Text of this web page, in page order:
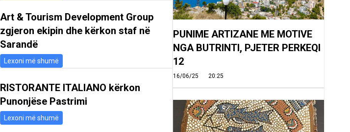
Art & Tourism Development Group
zgjeron ekipin dhe kërkon staf në
Sarandë
Lexoni më shumë
RISTORANTE ITALIANO kërkon
Punonjëse Pastrimi
Lexoni më shumë
PUNIME ARTIZANE ME MOTIVE
NGA BUTRINTI, PJETER PERKEQI
12
16/06/25 20:25